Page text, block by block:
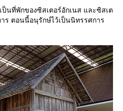
ป็นที่พักของซิสเตอร์อักเนส และซิสเต
ร ตอนนี้อนุรักษ์ไว้เป็นนิทรรศการ